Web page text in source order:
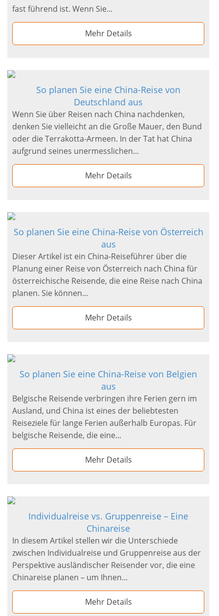
fast führend ist. Wenn Sie...
Mehr Details
So planen Sie eine China-Reise von
Deutschland aus
Wenn Sie über Reisen nach China nachdenken,
denken Sie vielleicht an die Große Mauer, den Bund
oder die Terrakotta-Armeen. In der Tat hat China
aufgrund seines unermesslichen...
Mehr Details
So planen Sie eine China-Reise von Österreich
aus
Dieser Artikel ist ein China-Reiseführer über die
Planung einer Reise von Österreich nach China für
österreichische Reisende, die eine Reise nach China
planen. Sie können...
Mehr Details
So planen Sie eine China-Reise von Belgien
aus
Belgische Reisende verbringen ihre Ferien gern im
Ausland, und China ist eines der beliebtesten
Reiseziele für lange Ferien außerhalb Europas. Für
belgische Reisende, die eine...
Mehr Details
Individualreise vs. Gruppenreise – Eine
Chinareise
In diesem Artikel stellen wir die Unterschiede
zwischen Individualreise und Gruppenreise aus der
Perspektive ausländischer Reisender vor, die eine
Chinareise planen – um Ihnen...
Mehr Details